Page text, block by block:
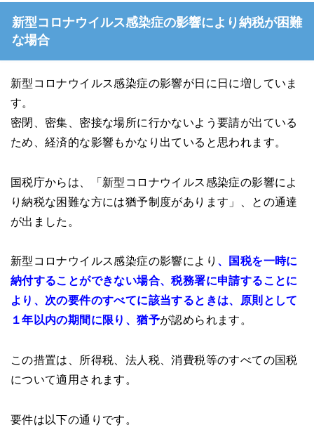
新型コロナウイルス感染症の影響により納税が困難
な場合
新型コロナウイルス感染症の影響が日に日に増していま
す。
密閉、密集、密接な場所に行かないよう要請が出ている
ため、経済的な影響もかなり出ていると思われます。
国税庁からは、「新型コロナウイルス感染症の影響によ
り納税な困難な方には猶予制度があります」、との通達
が出ました。
新型コロナウイルス感染症の影響により 、国税を一時に
納付することができない場合、税務署に申請することに
より、次の要件のすべてに該当するときは、原則として
１年以内の期間に限り、猶予が認められます。
この措置は、所得税、法人税、消費税等のすべての国税
について適用されます。
要件は以下の通りです。